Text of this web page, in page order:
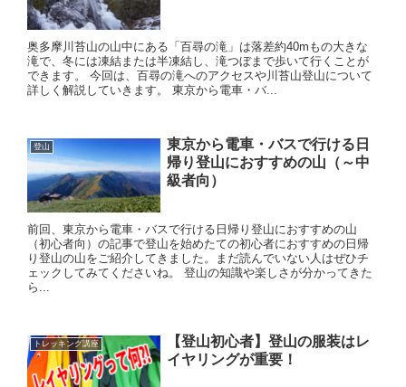
奥多摩川苔山の山中にある「百尋の滝」は落差約40mもの大きな
滝で、冬には凍結または半凍結し、滝つぼまで歩いて行くことが
できます。 今回は、百尋の滝へのアクセスや川苔山登山について
詳しく解説していきます。 東京から電車・バ...
登山
東京から電車・バスで行ける日
帰り登山におすすめの山（～中
級者向）
前回、東京から電車・バスで行ける日帰り登山におすすめの山
（初心者向）の記事で登山を始めたての初心者におすすめの日帰
り登山の山をご紹介してきました。まだ読んでいない人はぜひチ
ェックしてみてくださいね。 登山の知識や楽しさが分かってきた
ら...
トレッキング講座
【登山初心者】登山の服装はレ
イヤリングが重要！